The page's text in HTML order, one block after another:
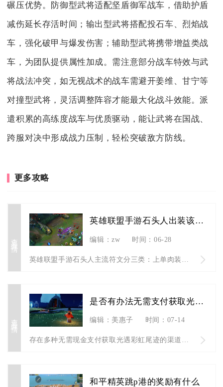
碾压优势。防御型武将适配坚盾御军战车，借助护盾
减伤延长存活时间；输出型武将搭配投石车、烈焰战
车，强化破甲与爆发伤害；辅助型武将携带增益类战
车，为团队提供属性加成。需注意部分战车特效与武
将战法冲突，如无视战术的战车需避开姜维、甘宁等
对撞型武将，灵活调整阵容才能最大化战斗效能。派
遣积累的高练度战车与优质驱动，能让武将在国战、
跨服对决中形成战力压制，轻松突破敌方防线。
更多攻略
英雄联盟手游石头人出装该如何选择符文
编辑：zw 时间：06-28
查看详情
是否有办法无需支付获取光遇彩虹尾迹
编辑：美惠子 时间：07-14
存在多种无需现金支付获取光遇彩虹尾迹的渠道，分为限时活动免费...
和平精英跳p港的奖励有什么